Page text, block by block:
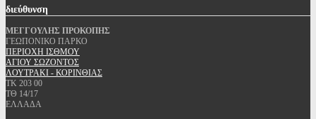
διεύθυνση
ΜΕΓΓΟΥΛΗΣ ΠΡΟΚΟΠΗΣ
ΓΕΩΠΟΝΙΚΟ ΠΑΡΚΟ
ΠΕΡΙΟΧΗ ΙΣΘΜΟΥ
ΑΓΙΟΥ ΣΩΖΟΝΤΟΣ
ΛΟΥΤΡΑΚΙ - ΚΟΡΙΝΘΙΑΣ
ΤΚ 203 00
ΤΘ 14/17
ΕΛΛΑΔΑ